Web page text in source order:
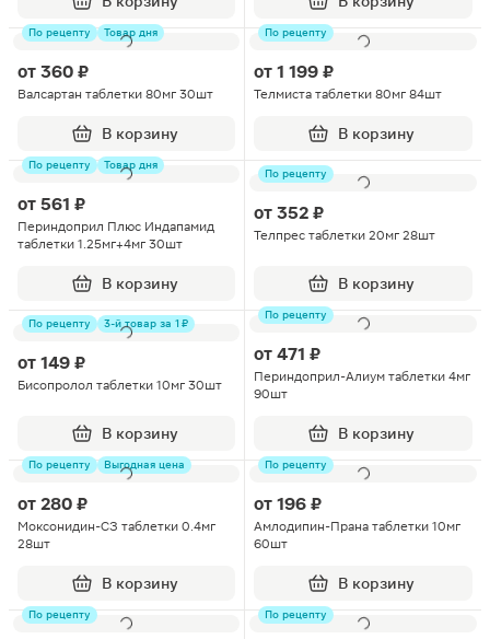
По рецепту Товар дня
от 360 ₽
Валсартан таблетки 80мг 30шт
В корзину
По рецепту
от 1 199 ₽
Телмиста таблетки 80мг 84шт
В корзину
По рецепту Товар дня
от 561 ₽
Периндоприл Плюс Индапамид
таблетки 1.25мг+4мг 30шт
В корзину
По рецепту
от 352 ₽
Телпрес таблетки 20мг 28шт
В корзину
По рецепту 3-й товар за 1 ₽
от 149 ₽
Бисопролол таблетки 10мг 30шт
В корзину
По рецепту
от 471 ₽
Периндоприл-Алиум таблетки 4мг
90шт
В корзину
По рецепту Выгодная цена
от 280 ₽
Моксонидин-СЗ таблетки 0.4мг
28шт
В корзину
По рецепту
от 196 ₽
Амлодипин-Прана таблетки 10мг
60шт
В корзину
По рецепту По рецепту